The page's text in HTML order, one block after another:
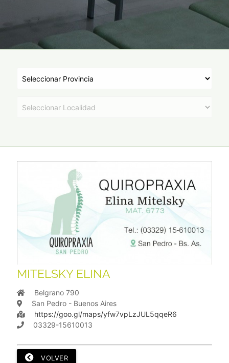
MITELSKY ELINA
Belgrano 790
San Pedro - Buenos Aires
https://goo.gl/maps/yfw7vpLzJUL5qqeR6
03329-15610013
VOLVER